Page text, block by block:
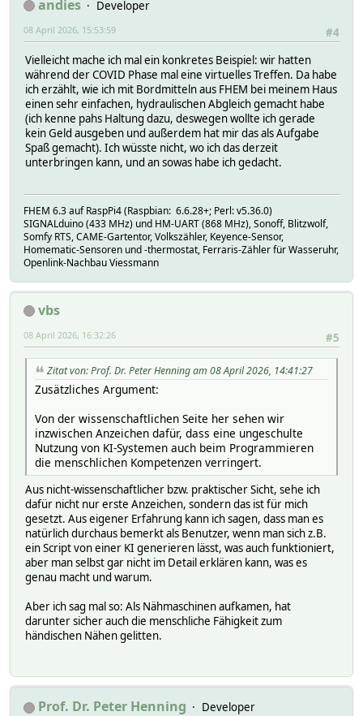
andies
Developer
#4
08 April 2026, 15:53:59
Vielleicht mache ich mal ein konkretes Beispiel: wir hatten
während der COVID Phase mal eine virtuelles Treffen. Da habe
ich erzählt, wie ich mit Bordmitteln aus FHEM bei meinem Haus
einen sehr einfachen, hydraulischen Abgleich gemacht habe
(ich kenne pahs Haltung dazu, deswegen wollte ich gerade
kein Geld ausgeben und außerdem hat mir das als Aufgabe
Spaß gemacht). Ich wüsste nicht, wo ich das derzeit
unterbringen kann, und an sowas habe ich gedacht.
FHEM 6.3 auf RaspPi4 (Raspbian: 6.6.28+; Perl: v5.36.0)
SIGNALduino (433 MHz) und HM-UART (868 MHz), Sonoff, Blitzwolf,
Somfy RTS, CAME-Gartentor, Volkszähler, Keyence-Sensor,
Homematic-Sensoren und -thermostat, Ferraris-Zähler für Wasseruhr,
Openlink-Nachbau Viessmann
vbs
#5
08 April 2026, 16:32:26
Zitat von: Prof. Dr. Peter Henning am 08 April 2026, 14:41:27
Zusätzliches Argument:
Von der wissenschaftlichen Seite her sehen wir
inzwischen Anzeichen dafür, dass eine ungeschulte
Nutzung von KI-Systemen auch beim Programmieren
die menschlichen Kompetenzen verringert.
Aus nicht-wissenschaftlicher bzw. praktischer Sicht, sehe ich
dafür nicht nur erste Anzeichen, sondern das ist für mich
gesetzt. Aus eigener Erfahrung kann ich sagen, dass man es
natürlich durchaus bemerkt als Benutzer, wenn man sich z.B.
ein Script von einer KI generieren lässt, was auch funktioniert,
aber man selbst gar nicht im Detail erklären kann, was es
genau macht und warum.
Aber ich sag mal so: Als Nähmaschinen aufkamen, hat
darunter sicher auch die menschliche Fähigkeit zum
händischen Nähen gelitten.
Prof. Dr. Peter Henning
Developer